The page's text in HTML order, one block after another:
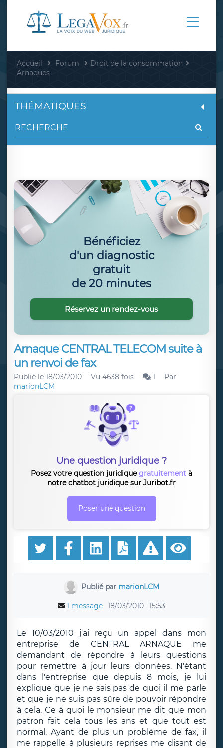
Accueil Forum
Droit de la consommation
Arnaques
Arnaque CENTRAL TELECOM suite à
un renvoi de fax
Publié le 18/03/2010 Vu 4638 fois 1
Par
marionLCM
Une question juridique ?
Posez votre question juridiquegratuitement à
notre chatbot juridique sur Juribot.fr
Poser une question
Publié par marionLCM
1 message 18/03/2010 15:53
Le 10/03/2010 j'ai reçu un appel dans mon
entreprise de CENTRAL ARNAQUE me
demandant de répondre à leurs questions
pour remettre à jour leurs données. N'étant
dans l'entreprise que depuis 8 mois, je lui
explique que je ne sais pas de quoi il me parle
et que je ne suis pas sûre de pouvoir répondre
à cela. Ce à quoi le monsieur me dit que mon
patron fait cela tous les ans et que tout est
normal. Ayant de plus un problème de fax, il
me rappelle à plusieurs reprises me disant de
THÉMATIQUES
Bénéficiez
d'un diagnostic
gratuit
de 20 minutes
Réservez un rendez-vous